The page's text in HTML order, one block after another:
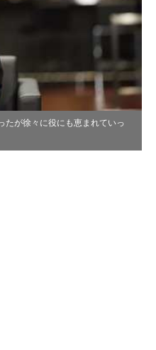
たが徐々に役にも恵まれていっ